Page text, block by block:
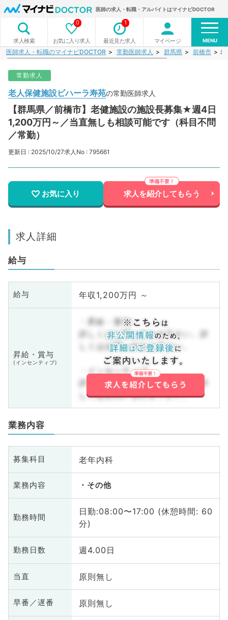
医師の求人・転職・アルバイトはマイナビDOCTOR
求人検索 お気に入り求人
0
最近見た求人
1
マイページ MENU
医師求人・転職のマイナビDOCTOR 常勤医師求人 群馬県 前橋市 老
常勤求人
老人保健施設ビハーラ寿苑の常勤医師求人
【群馬県／前橋市】老健施設の施設長募集★週4日
1,200万円～／当直無しも相談可能です（科目不問
／常勤）
更新日 : 2025/10/27求人No : 795661
お気に入り 求人を紹介してもらう
求人詳細
給与
給与 年収1,200万円 ～
昇給・賞与
(インセンティブ)
・昇給・賞与
詳しくはお問い合わせ下さい。詳
しくはお問い合わせ下さい。
・インセンティブ
詳しくはお問い合わせ下さい。詳
しくはお問い合わせ下さい。
業務内容
募集科目 老年内科
業務内容 その他
勤務時間
日勤:08:00〜17:00 (休憩時間: 60
分)
勤務日数 週4.00日
当直 原則無し
早番／遅番 原則無し